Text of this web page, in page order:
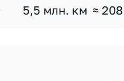
5,5 млн. км ≈